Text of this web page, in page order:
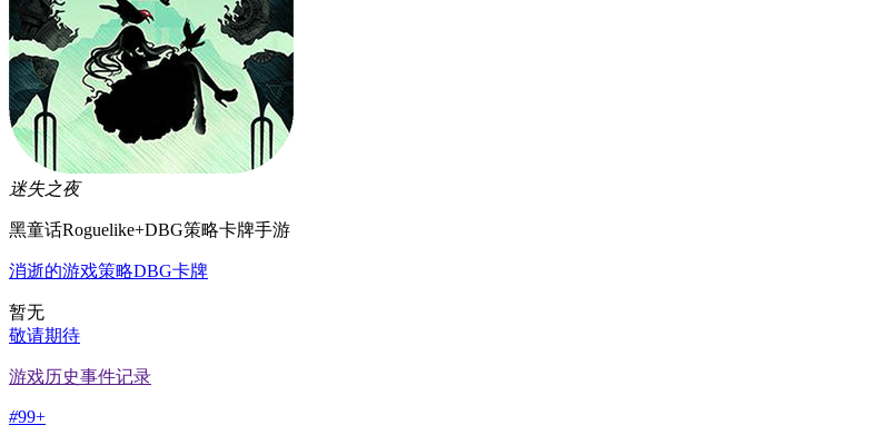
迷失之夜
黑童话Roguelike+DBG策略卡牌手游
消逝的游戏策略DBG卡牌
暂无
敬请期待
游戏历史事件记录
#99+